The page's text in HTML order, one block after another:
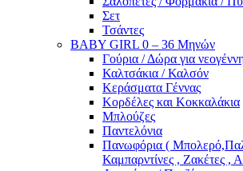
Σετ
Τσάντες
BABY GIRL 0 – 36 Μηνών
Γούρια / Δώρα για
Καλτσάκια / Καλσόν
Κεράσματα Γέννας
Κορδέλες και Κοκκαλάκια
Μπλούζες
Παντελόνια
Πανωφόρια (
Καμπαρντίνες , Ζακέτες ,